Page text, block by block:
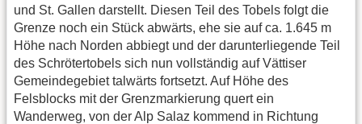
und St. Gallen darstellt. Diesen Teil des Tobels folgt die
Grenze noch ein Stück abwärts, ehe sie auf ca. 1.645 m
Höhe nach Norden abbiegt und der darunterliegende Teil
des Schrötertobels sich nun vollständig auf Vättiser
Gemeindegebiet talwärts fortsetzt. Auf Höhe des
Felsblocks mit der Grenzmarkierung quert ein
Wanderweg, von der Alp Salaz kommend in Richtung